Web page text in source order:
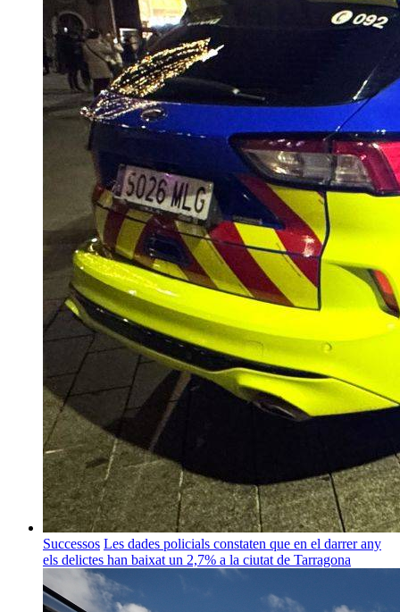
Successos Les dades policials constaten que en el darrer any
els delictes han baixat un 2,7% a la ciutat de Tarragona